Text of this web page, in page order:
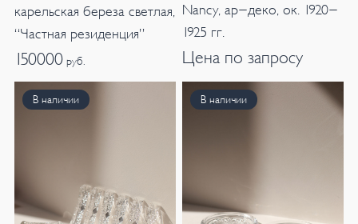
карельская береза светлая,
“Частная резиденция”
150000 руб.
Nancy, ар-деко, ок. 1920-
1925 гг.
Цена по запросу
В наличии В наличии